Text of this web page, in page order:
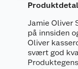
Jamie Oliver
på innsiden
Oliver
svært god